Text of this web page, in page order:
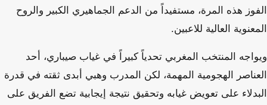
الفوز هذه المرة، مستفيداً من الدعم الجماهيري الكبير والروح
المعنوية العالية للاعبين.
ويواجه المنتخب المغربي تحدياً كبيراً في غياب صيباري، أحد
العناصر الهجومية المهمة، لكن المدرب وهبي أبدى ثقته في قدرة
البدلاء على تعويض غيابه وتحقيق نتيجة إيجابية تضع الفريق على